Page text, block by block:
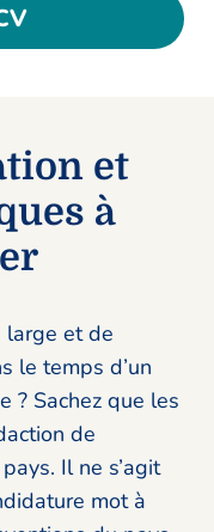
et
à
large et de
le temps d’un
? Sachez que les
de
Il ne s’agit
mot à